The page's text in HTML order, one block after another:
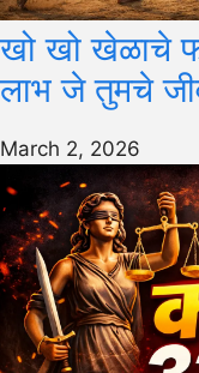
खो खो खेळाचे
लाभ जे तुमचे
March 2, 2026